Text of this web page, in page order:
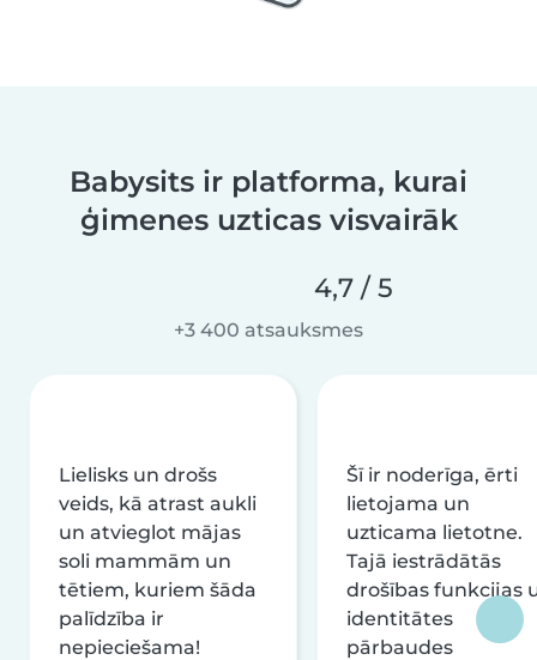
Babysits ir platforma, kurai
ģimenes uzticas visvairāk
4,7 / 5
+3 400 atsauksmes
Lielisks un drošs
veids, kā atrast aukli
un atvieglot mājas
soli mammām un
tētiem, kuriem šāda
palīdzība ir
nepieciešama!
Šī ir noderīga, ērti
lietojama un
uzticama lietotne.
Tajā iestrādātās
drošības funkcijas
identitātes
pārbaudes